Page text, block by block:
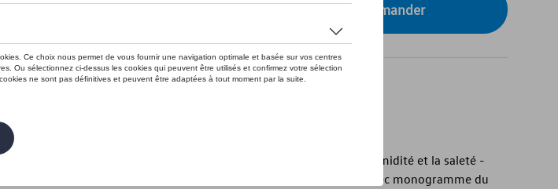
Contactez votre concessionnaire pour commander
Introduction
- Tapis de coffre d’origine Volkswagen - Protection contre l’humidité et la saleté -
Antidérapant - Enroulable - Léger et souple - Sur mesure - Avec monogramme du